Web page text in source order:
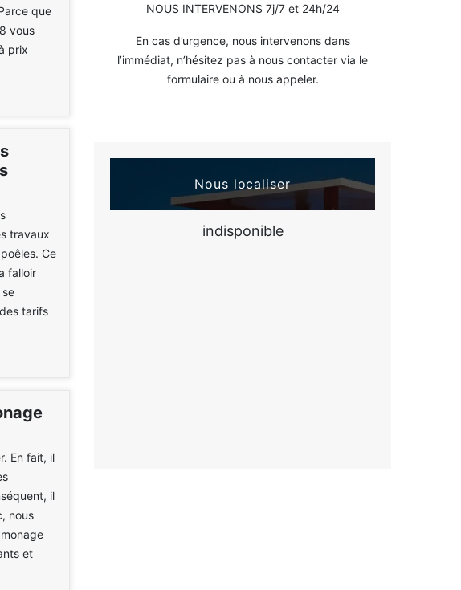
que
vous
prix
travaux
Ce
falloir
tarifs
En fait, il
il
nous
et
NOUS INTERVENONS 7j/7 et 24h/24
En cas d’urgence, nous intervenons dans
l’immédiat, n’hésitez pas à nous contacter via le
formulaire ou à nous appeler.
Nous localiser
indisponible